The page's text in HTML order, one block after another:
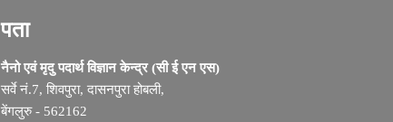
पता
नैनो एवं मृदु पदार्थ विज्ञान केन्द्र (सी ई एन एस)
सर्वे नं.7, शिवपुरा, दासनपुरा होबली,
बेंगलुरु - 562162